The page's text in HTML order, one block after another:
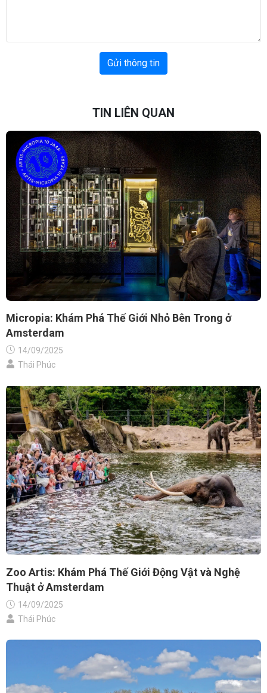
Gửi thông tin
TIN LIÊN QUAN
Micropia: Khám Phá Thế Giới Nhỏ Bên Trong ở
Amsterdam
14/09/2025
Thái Phúc
Zoo Artis: Khám Phá Thế Giới Động Vật và Nghệ
Thuật ở Amsterdam
14/09/2025
Thái Phúc